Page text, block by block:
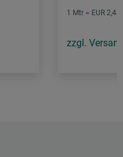
1 Mtr = EUR
zzgl.